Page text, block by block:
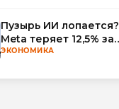
Пузырь ИИ лопается?
Meta теряет 12,5% за
неделю, а Microsoft и
ЭКОНОМИКА